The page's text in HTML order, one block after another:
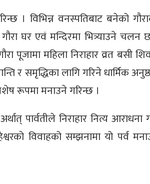
। विभिन्न वनस्पतिबाट बनेको
घर एवं मन्दिरमा भित्र्याउने चलन
पूजामा महिला निराहार व्रत बसी
र समृद्धिका लागि गरिने धार्मिक
रूपमा मनाउने गरिन्छ ।
पार्वतीले निराहार नित्य आराधना
विवाहको सम्झनामा यो पर्व